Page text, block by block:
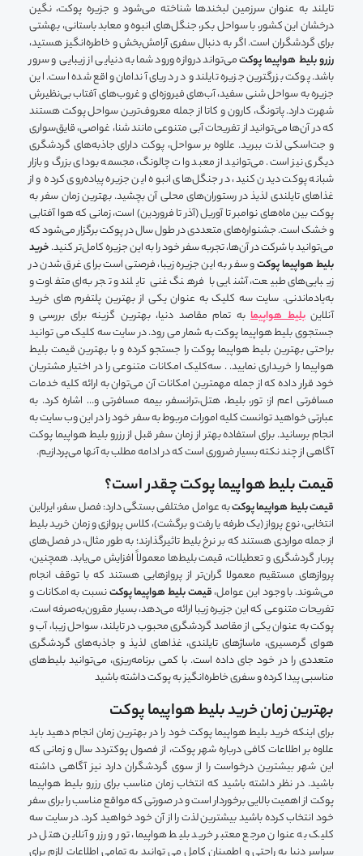
تایلند به عنوان سرزمین لبخندها شناخته می‌شود و جزیره پوکت، نگین
درخشان این کشور، با سواحل بکر، جنگل‌های انبوه و معابد باستانی، بهشتی
برای گردشگران است. اگر به دنبال سفری آرامش‌بخش و خاطره‌انگیز هستید،
رزرو بلیط هواپیما پوکتمی‌تواند دروازه ورود شما به دنیایی از زیبایی و سرور
باشد. پوکت بزرگترین جزیره تایلند و در دریای آندامان واقع شده است. این
جزیره به سواحل شنی سفید، آب‌های فیروزه‌ای و غروب‌های آفتاب بی‌نظیرش
شهرت دارد. پاتونگ، کارون و کاتا از جمله معروف‌ترین سواحل پوکت هستند
که در آن‌ها می‌توانید از تفریحات آبی متنوعی مانند شنا، غواصی، قایق‌سواری
و جت‌اسکی لذت ببرید. علاوه بر سواحل، پوکت دارای جاذبه‌های گردشگری
دیگری نیز است. می‌توانید از معبد وات چالونگ، مجسمه بودای بزرگ و بازار
شبانه پوکت دیدن کنید، در جنگل‌های انبوه این جزیره پیاده‌روی کرده و از
غذاهای تایلندی لذیذ در رستوران‌های محلی آن بچشید. بهترین زمان سفر به
پوکت بین ماه‌های نوامبر تا آوریل (آذر تا فروردین) است، زمانی که هوا آفتابی
و خشک است. جشنواره‌های متعددی در طول سال در پوکت برگزار می‌شود که
می‌توانید با شرکت در آن‌ها، تجربه سفر خود را به این جزیره کامل‌تر کنید.خرید
بلیط هواپیما پوکتو سفر به این جزیره زیبا، فرصتی است برای غرق شدن در
زیبایی‌های طبیعت، آشنایی با فرهنگ غنی تایلند و تجربه‌ای متفاوت و
به‌یادماندنی. سایت سه کلیک به عنوان یکی از بهترین پلتفرم های خرید
آنلاینبلیط هواپیمابه تمام مقاصد دنیا، بهترین گزینه برای بررسی و
جستجوی بلیط هواپیما پوکت به شمار می رود. در سایت سه کلیک می توانید
براحتی بهترین بلیط هواپیما پوکت را جستجو کرده و با بهترین قیمت بلیط
هواپیما را خریداری نمایید. . سه‌کلیک امکانات متنوعی را در اختیار مشتریان
خود قرار داده که از جمله مهمترین امکانات آن می‌توان به ارائه کلیه خدمات
مسافرتی اعم از: تور، بلیط، هتل،‌ترانسفر، بیمه مسافرتی و… اشاره کرد. به
عبارتی خواهید توانست کلیه امورات مربوط به سفر خود را در این وب سایت به
انجام برسانید. برای استفاده بهتر از زمان سفر قبل از رزرو بلیط هواپیما پوکت
آگاهی از چند نکته بسیار ضروری است که در ادامه مطلب به آنها می‌پردازیم.
قیمت بلیط هواپیما پوکت چقدر است؟
قیمت بلیط هواپیما پوکتبه عوامل مختلفی بستگی دارد: فصل سفر، ایرلاین
انتخابی، نوع پرواز (یک طرفه یا رفت و برگشت)، کلاس پروازی و زمان خرید بلیط
از جمله مواردی هستند که بر نرخ بلیط تاثیرگذارند؛ به طور مثال، در فصل‌های
پربار گردشگری و تعطیلات، قیمت بلیط‌ها معمولاً افزایش می‌یابد. همچنین،
پروازهای مستقیم معمولا گران‌تر از پروازهایی هستند که با توقف انجام
می‌شوند. با وجود این عوامل،قیمت بلیط هواپیما پوکتنسبت به امکانات و
تفریحات متنوعی که این جزیره زیبا ارائه می‌دهد، بسیار مقرون‌به‌صرفه است.
پوکت به عنوان یکی از مقاصد گردشگری محبوب در تایلند، سواحل زیبا، آب و
هوای گرمسیری، ماساژ‌های تایلندی، غذاهای لذیذ و جاذبه‌های گردشگری
متعددی را در خود جای داده است. با کمی برنامه‌ریزی، می‌توانید بلیط‌های
مناسبی پیدا کرده و سفری خاطره‌انگیز به پوکت داشته باشید
بهترین زمان خرید بلیط هواپیما پوکت
برای اینکه خرید بلیط هواپیما پوکت خود را در بهترین زمان انجام دهید باید
علاوه بر اطلاعات کافی درباره شهر پوکت، از فصول پوکتردد سال و زمانی که
این شهر بیشترین درخواست را از سوی گردشگران دارد نیز آگاهی داشته
باشید. در نظر داشته باشید که انتخاب زمان مناسب برای رزرو بلیط هواپیما
پوکت از اهمیت بالایی برخوردار است و در صورتی که مواقع مناسب را برای سفر
خود انتخاب کرده باشید بیشترین لذت را از آن خود خواهید کرد. در سایت سه
کلیک به عنوان مرجع معتبر خرید بلیط هواپیما، تور و رزرو آنلاین هتل در
سراسر دنیا به راحتی و اطمینان کامل می توانید به تمامی اطلاعات لازم برای